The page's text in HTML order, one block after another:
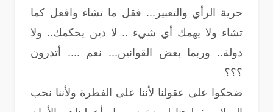
حرية الرأي والتعبير... فقل ما تشاء وافعل كما
تشاء ولا يهمك أي شيء .. لا دين يحكمك.. ولا
دولة.. وربما بعض القوانين... نعم .... أتدرون
؟؟؟
ضحكوا على عقولنا لأننا على الفطرة ولأننا نحب